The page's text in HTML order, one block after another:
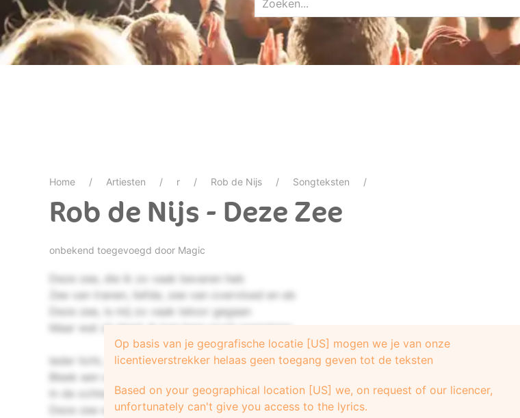
Home Artiesten r Rob de Nijs Songteksten
Rob de Nijs - Deze Zee
onbekend toegevoegd door Magic
Deze zee, die ik zo vaak bevaren heb
Zee van tranen, liefde, zee van overvloed en eb
Deze zee, is mij zo vaak teloor gegaan
Maar wat zij deed, ik kan haar nooit weerstaan
Ieder licht, dat mij dichtbij de haven bracht
Bleek een schip wat scherend in de koude donkere nacht
In de ochtend, hees ik dan mijn zeilen weer
Deze zee werd mooier elke keer
Op basis van je geografische locatie [US] mogen we je van onze
licentieverstrekker helaas geen toegang geven tot de teksten
Based on your geographical location [US] we, on request of our licencer,
unfortunately can't give you access to the lyrics.